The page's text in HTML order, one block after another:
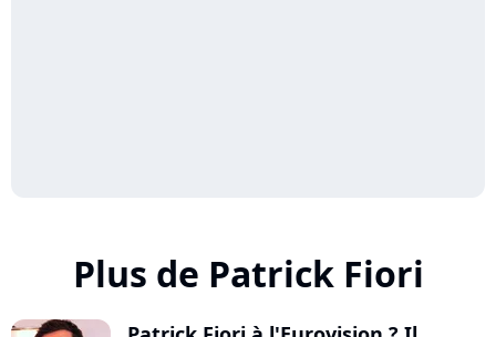
Plus de Patrick Fiori